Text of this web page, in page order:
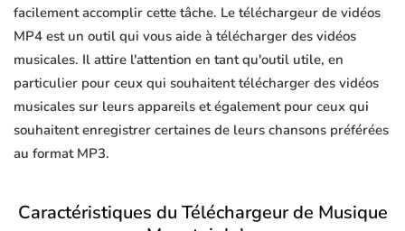
facilement accomplir cette tâche. Le téléchargeur de vidéos
MP4 est un outil qui vous aide à télécharger des vidéos
musicales. Il attire l'attention en tant qu'outil utile, en
particulier pour ceux qui souhaitent télécharger des vidéos
musicales sur leurs appareils et également pour ceux qui
souhaitent enregistrer certaines de leurs chansons préférées
au format MP3.
Caractéristiques du Téléchargeur de Musique